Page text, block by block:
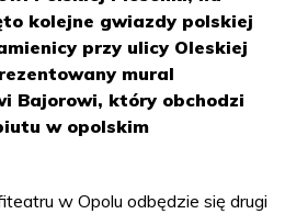
kolejne gwiazdy polskiej
przy ulicy Oleskiej
mural
Bajorowi, który obchodzi
w opolskim
w Opolu odbędzie się drugi